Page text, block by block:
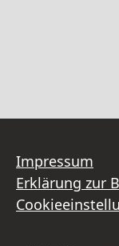
Impressum
Erklärung zur